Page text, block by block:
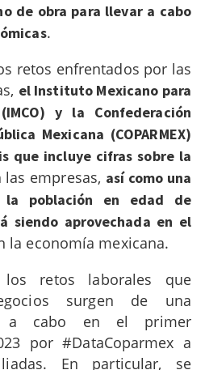
de obra para llevar a cabo
.
retos enfrentados por las
el Instituto Mexicano para
y la Confederación
Mexicana (COPARMEX)
que incluye cifras sobre la
empresas, así como una
la población en edad de
siendo aprovechada en el
la economía mexicana.
retos laborales que
surgen de una
a cabo en el primer
por #DataCoparmex a
En particular, se